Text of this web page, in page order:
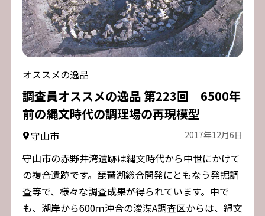
オススメの逸品
調査員オススメの逸品 第223回 6500年
前の縄文時代の調理場の再現模型
守山市 2017年12月6日
守山市の赤野井湾遺跡は縄文時代から中世にかけて
の複合遺跡です。琵琶湖総合開発にともなう発掘調
査等で、様々な調査成果が得られています。中で
も、湖岸から600ｍ沖合の浚渫A調査区からは、縄文